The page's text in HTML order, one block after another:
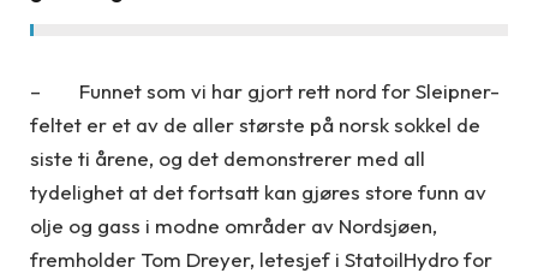
– Funnet som vi har gjort rett nord for Sleipner-
feltet er et av de aller største på norsk sokkel de
siste ti årene, og det demonstrerer med all
tydelighet at det fortsatt kan gjøres store funn av
olje og gass i modne områder av Nordsjøen,
fremholder Tom Dreyer, letesjef i StatoilHydro for